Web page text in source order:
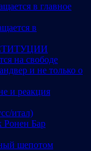
в главное
в
на свободе
и не только о
и реакция
итал)
Ронен Бар
шепотом